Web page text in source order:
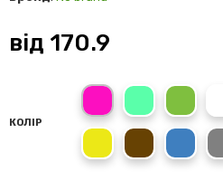
від 170.9
КОЛІР
Рожевий Зелений
ЖовтийКоричневий
Синій